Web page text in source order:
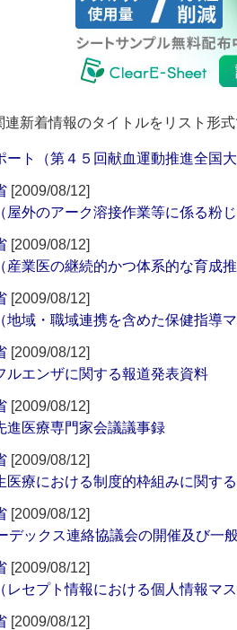
新着情報のタイトルをリスト形式
ート（第４５回献血運動推進全国大
[2009/08/12]
屋外のアーク溶接作業等に係る粉
[2009/08/12]
産業医の継続的かつ体系的な育成推
[2009/08/12]
地域・職域連携を含めた保健指導
[2009/08/12]
ルエンザに関する報道発表資料
[2009/08/12]
進医療専門家会議議事録
[2009/08/12]
医療における制度的枠組みに関す
[2009/08/12]
デックス連絡協議会の開催及び一
[2009/08/12]
レセプト情報における個人情報マ
[2009/08/12]